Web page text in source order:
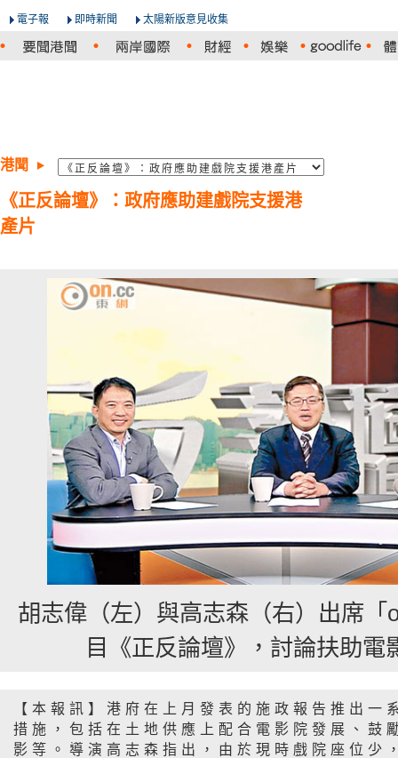
電子報 即時新聞 太陽新版意見收集
港聞
《正反論壇》：政府應助建戲院支援港
產片
胡志偉（左）與高志森（右）出席「
目《正反論壇》，討論扶助電
【本報訊】港府在上月發表的施政報告推出一
措施，包括在土地供應上配合電影院發展、鼓
影等。導演高志森指出，由於現時戲院座位少